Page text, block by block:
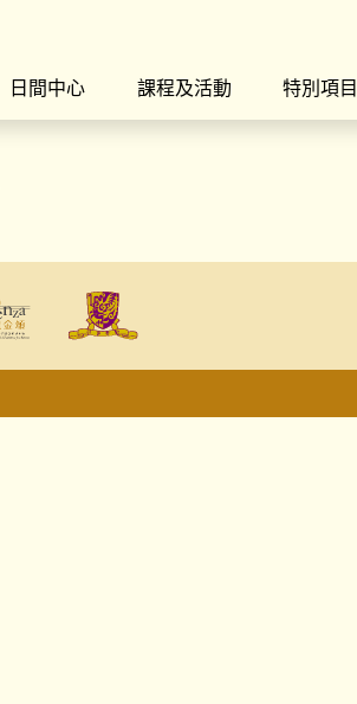
日間中心 課程及活動 特別項目